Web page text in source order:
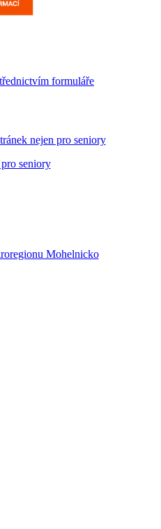
formuláře
nejen pro seniory
Mohelnicko